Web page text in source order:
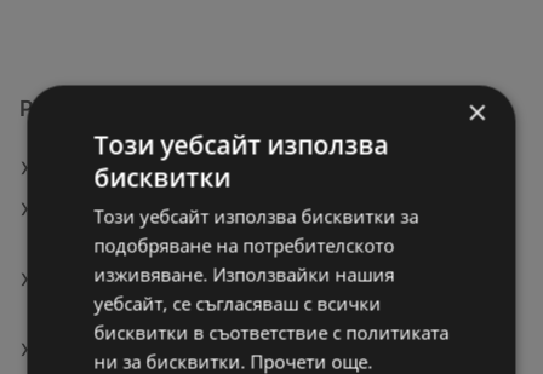
Разгледай още предложения
Сурови скариди от свежата витрина
Микровълнова фурна Sharp YC-MG252AE-W , 25
Литри, 25 л , 900 W
Хладилник с фризер Samsung RB34C670ESA/EF ,
344 l, E , No Frost , Инокс
Епилатор Panasonic ES-EY30A-V503
×
Този уебсайт използва
бисквитки
Този уебсайт използва бисквитки за
подобряване на потребителското
изживяване. Използвайки нашия
уебсайт, се съгласяваш с всички
бисквитки в съответствие с политиката
ни за бисквитки. Прочети още.